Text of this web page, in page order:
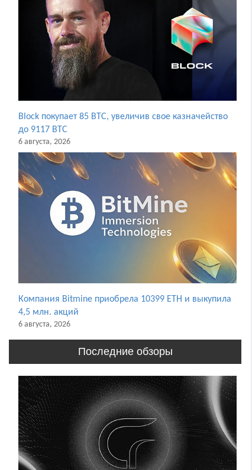
Block покупает 85 BTC, увеличив свое казначейство
до 9117 BTC
6 августа, 2026
Компания Bitmine приобрела 10399 ETH и выкупила
4,5 млн. акций
6 августа, 2026
Последние обзоры